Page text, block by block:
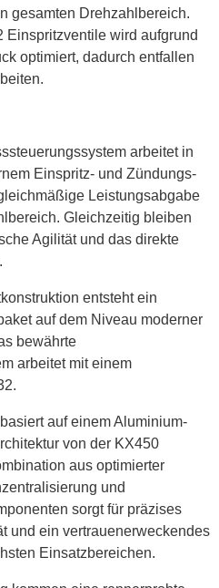
gesamten Drehzahlbereich.
Einspritzventile wird aufgrund
optimiert, dadurch entfallen
arbeitet in
Einspritz- und Zündungs-
Leistungsabgabe
Gleichzeitig bleiben
Agilität und das direkte
entsteht ein
auf dem Niveau moderner
bewährte
arbeitet mit einem
auf einem Aluminium-
von der KX450
aus optimierter
und
sorgt für präzises
und ein vertrauenerweckendes
Einsatzbereichen.